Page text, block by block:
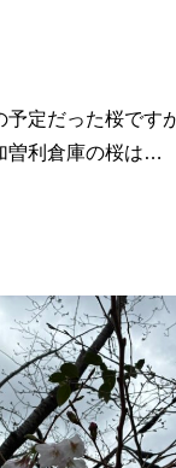
予定だった桜です
曽利倉庫の桜は…